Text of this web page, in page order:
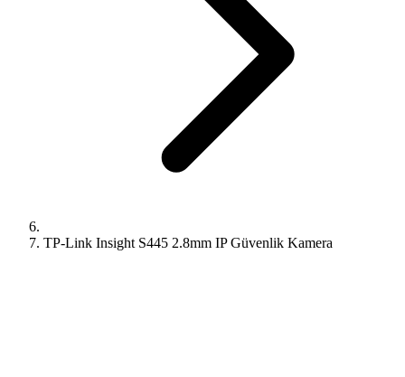
TP-Link Insight S445 2.8mm IP Güvenlik Kamera